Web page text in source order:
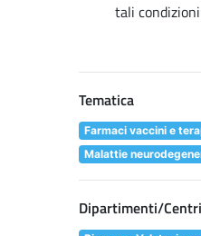
tali condizioni
Tematica
Farmaci vaccini e
Malattie
Dipartimenti/